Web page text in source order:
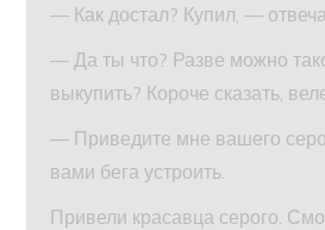
— Как достал? Купил, —
— Да ты что? Разве можно
выкупить? Короче сказать,
— Приведите мне вашего
вами бега устроить.
Привели красавца серого.